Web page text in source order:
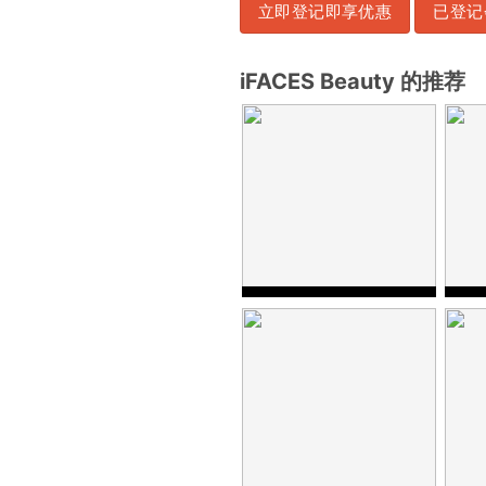
立即登记即享优惠 已登
iFACES Beauty 的推荐